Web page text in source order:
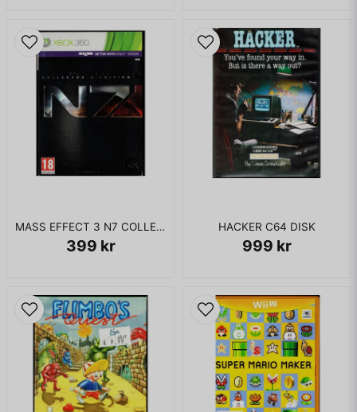
MASS EFFECT 3 N7 COLLECTORS EDITION XBOX 360
399 kr
HACKER C64 DISK
999 kr